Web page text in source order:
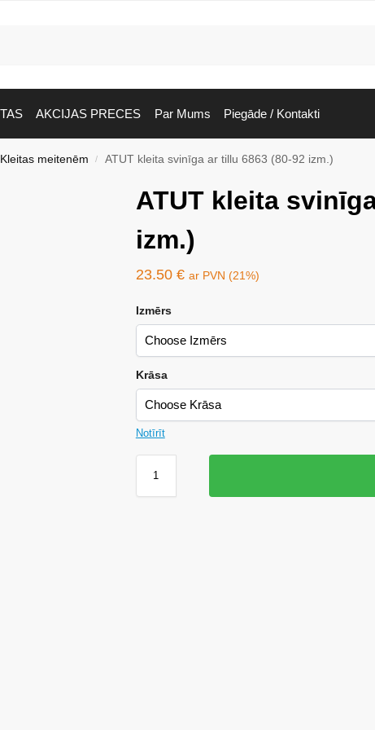
AKCIJAS PRECES Par Mums Piegāde / Kontakti
Kleitas meitenēm / ATUT kleita svinīga ar tillu 6863 (80-92 izm.)
ATUT kleita
izm.)
23.50 € ar PVN (21%)
Izmērs
Krāsa
Notīrīt